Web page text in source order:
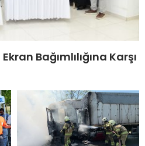
Bağımlılığına Karşı